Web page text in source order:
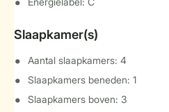
Slaapkamer(s)
Aantal slaapkamers: 4
Slaapkamers beneden: 1
Slaapkamers boven: 3